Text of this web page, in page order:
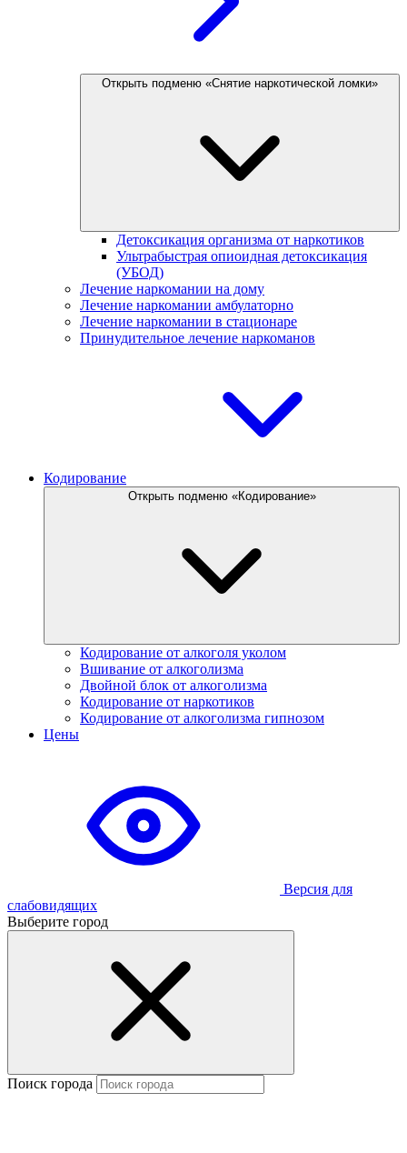
Открыть подменю «Снятие наркотической ломки»
Детоксикация организма от наркотиков
Ультрабыстрая опиоидная детоксикация
(УБОД)
Лечение наркомании на дому
Лечение наркомании амбулаторно
Лечение наркомании в стационаре
Принудительное лечение наркоманов
Кодирование
Открыть подменю «Кодирование»
Кодирование от алкоголя уколом
Вшивание от алкоголизма
Двойной блок от алкоголизма
Кодирование от наркотиков
Кодирование от алкоголизма гипнозом
Цены
Версия для
слабовидящих
Выберите город
Поиск города